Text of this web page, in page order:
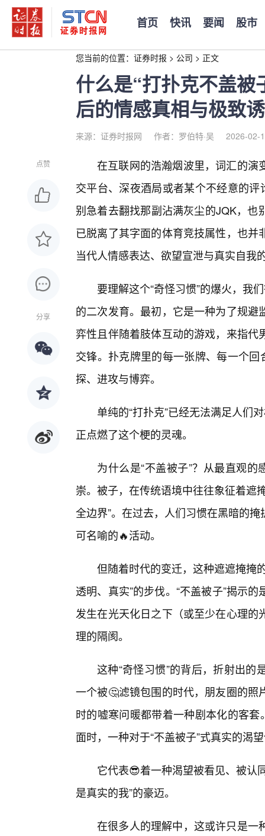
首页 快讯 要闻 股市
您当前的位置： 证券时报 > 公司 > 正文
什么是“打扑克不盖
后的情感真相与极致
来源：证券时报网 作者：罗伯特·吴 2026-02-
点赞
分享
在互联网的浩瀚烟波里，词汇的演
交平台、深夜酒局或者某个不经意的
别急着去翻找那副沾满灰尘的JQK，
已脱离了其字面的体育竞技属性，也
当代人情感表达、欲望宣泄与真实自我
要理解这个“奇怪习惯”的爆火，我
的二次发育。最初，它是一种为了规
弈性且伴随着肢体互动的游戏，来指
交锋。扑克牌里的每一张牌、每一个
探、进攻与博弈。
单纯的“打扑克”已经无法满足人们
正点燃了这个梗的灵魂。
为什么是“不盖被子”？从最直观
崇。被子，在传统语境中往往象征着遮
全边界”。在过去，人们习惯在黑暗的
可名喻的🔥活动。
但随着时代的变迁，这种遮遮掩掩
透明、真实”的步伐。“不盖被子”揭示
发生在光天化日之下（或至少在心理
理的隔阂。
这种“奇怪习惯”的背后，折射出
一个被🤔滤镜包围的时代，朋友圈的
时的嘘寒问暖都带着一种剧本化的客
面时，一种对于“不盖被子”式真实的渴
它代表😎着一种渴望被看见、被认
是真实的我”的豪迈。
在很多人的理解中，这或许只是一